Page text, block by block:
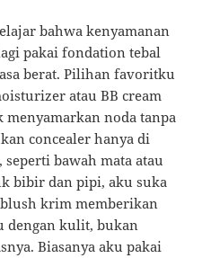
bahwa kenyamanan
pakai fondation tebal
berat. Pilihan favoritku
atau BB cream
noda tanpa
concealer hanya di
bawah mata atau
bibir dan pipi, aku suka
krim memberikan
dengan kulit, bukan
Biasanya aku pakai